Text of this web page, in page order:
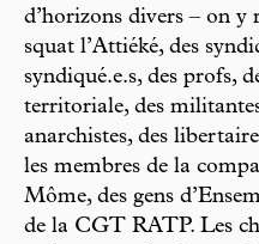
d’horizons divers – on y
squat l’Attiéké, des
syndiqué.e.s, des profs,
territoriale, des
anarchistes, des
les membres de la
Môme, des gens
de la CGT RATP. Les